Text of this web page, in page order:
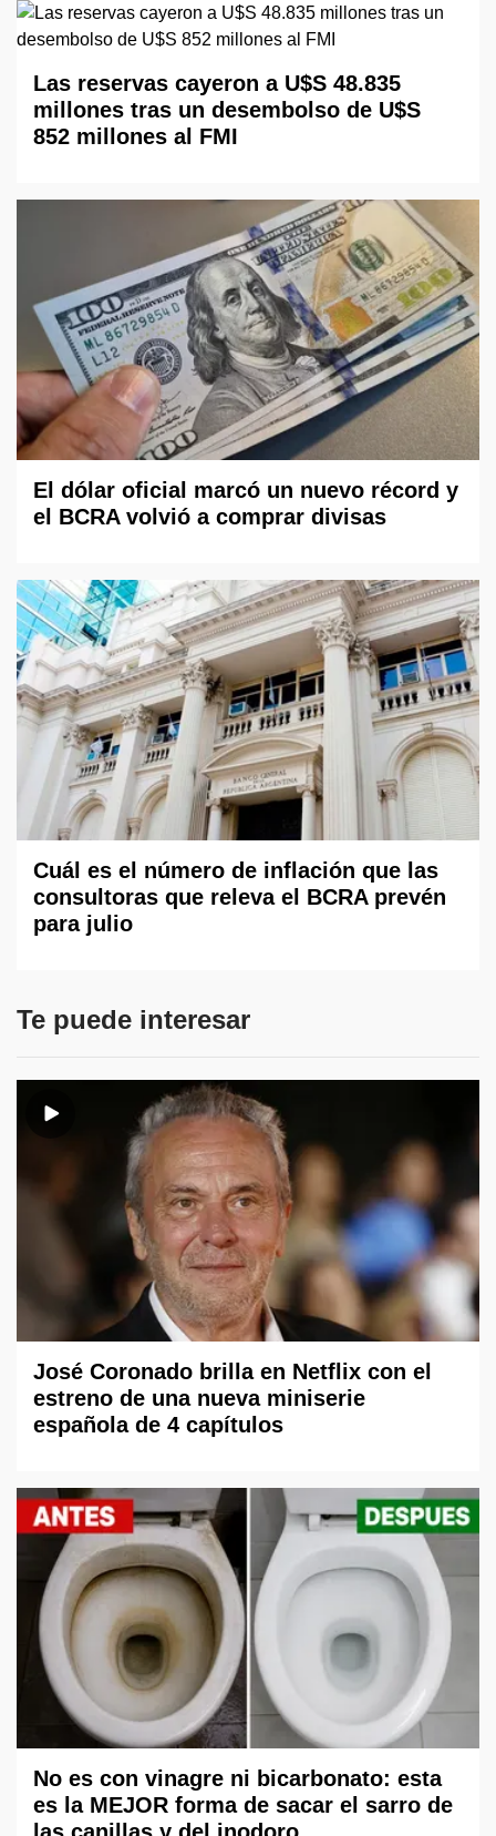
Las reservas cayeron a U$S 48.835
millones tras un desembolso de U$S
852 millones al FMI
El dólar oficial marcó un nuevo récord y
el BCRA volvió a comprar divisas
Cuál es el número de inflación que las
consultoras que releva el BCRA prevén
para julio
Te puede interesar
José Coronado brilla en Netflix con el
estreno de una nueva miniserie
española de 4 capítulos
No es con vinagre ni bicarbonato: esta
es la MEJOR forma de sacar el sarro de